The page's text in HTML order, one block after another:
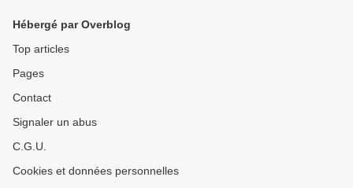
Hébergé par Overblog
Top articles
Pages
Contact
Signaler un abus
C.G.U.
Cookies et données personnelles